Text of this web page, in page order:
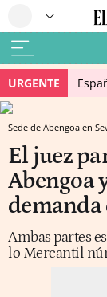
URGENTE
Sede de Abengoa en
El juez
Abengoa
Ambas partes
lo Mercantil